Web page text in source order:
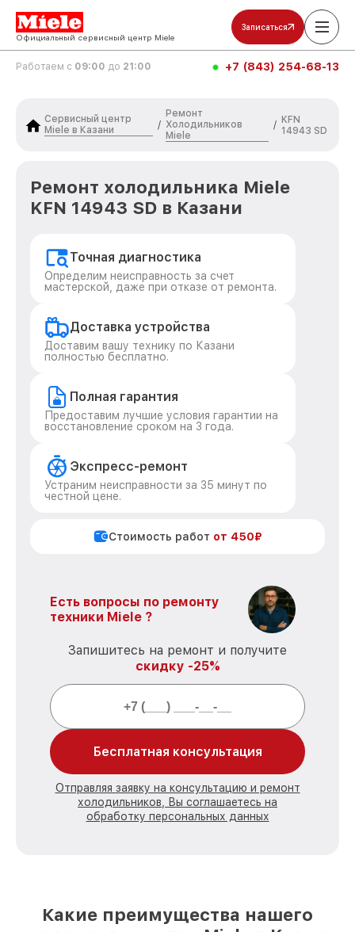
Официальный сервисный центр Miele
Записаться
Работаем с 09:00 до 21:00 +7 (843) 254-68-13
Сервисный центр
Miele в Казани
/
Ремонт
Холодильников
Miele
/ KFN
14943 SD
Ремонт холодильника Miele
KFN 14943 SD в Казани
Точная диагностика
Определим неисправность за счет
мастерской, даже при отказе от ремонта.
Доставка устройства
Доставим вашу технику по Казани
полностью бесплатно.
Полная гарантия
Предоставим лучшие условия гарантии на
восстановление сроком на 3 года.
Экспресс-ремонт
Устраним неисправности за 35 минут по
честной цене.
Стоимость работ от 450₽
Есть вопросы по ремонту
техники Miele ?
Запишитесь на ремонт и получите
скидку -25%
Бесплатная консультация
Отправляя заявку на консультацию и ремонт
холодильников, Вы соглашаетесь на
обработку персональных данных
Какие преимущества нашего